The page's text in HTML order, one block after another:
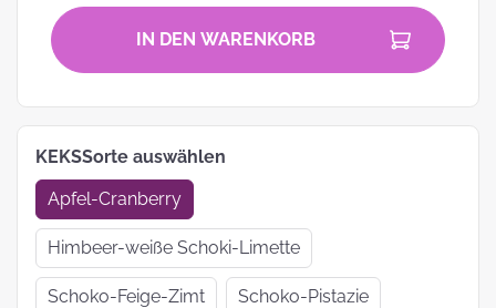
IN DEN WARENKORB
KEKSSorte auswählen
Apfel-Cranberry
Himbeer-weiße Schoki-Limette
Schoko-Feige-Zimt Schoko-Pistazie